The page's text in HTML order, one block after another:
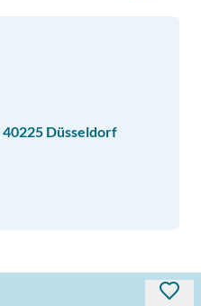
40225 Düsseldorf